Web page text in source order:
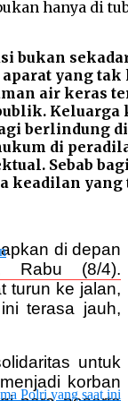
bukan
yang tak
air keras
Keluarga
berlindung
di
Sebab
keadilan
di depan
Rabu (8/4).
turun ke jalan,
terasa jauh,
untuk
korban